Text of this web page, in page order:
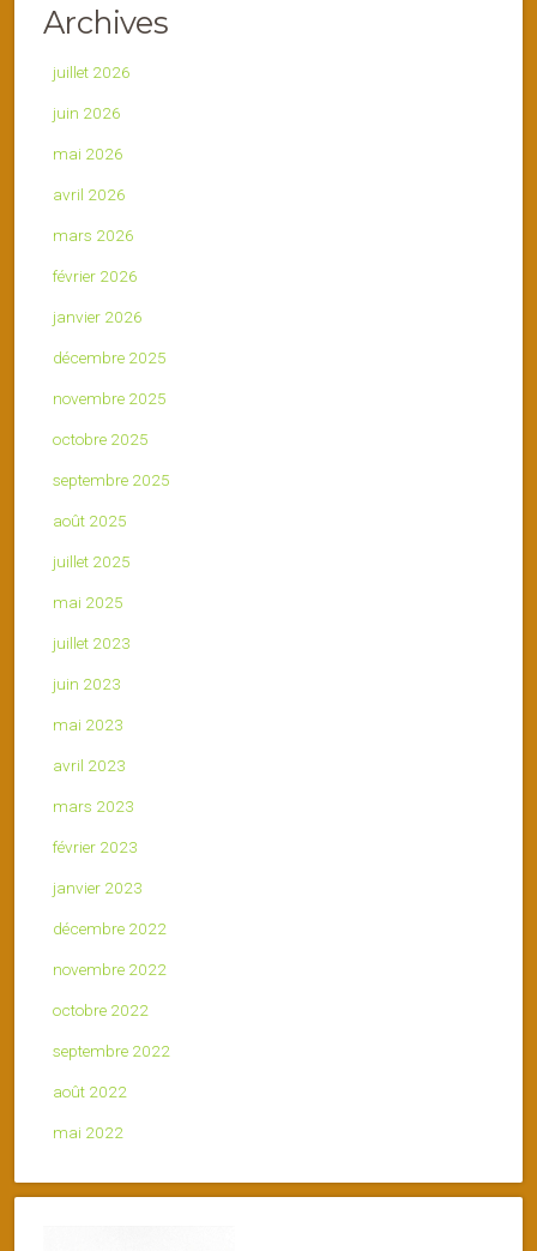
Archives
juillet 2026
juin 2026
mai 2026
avril 2026
mars 2026
février 2026
janvier 2026
décembre 2025
novembre 2025
octobre 2025
septembre 2025
août 2025
juillet 2025
mai 2025
juillet 2023
juin 2023
mai 2023
avril 2023
mars 2023
février 2023
janvier 2023
décembre 2022
novembre 2022
octobre 2022
septembre 2022
août 2022
mai 2022